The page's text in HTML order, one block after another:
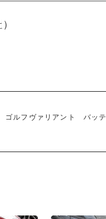
ゴルフヴァリアント バッテ